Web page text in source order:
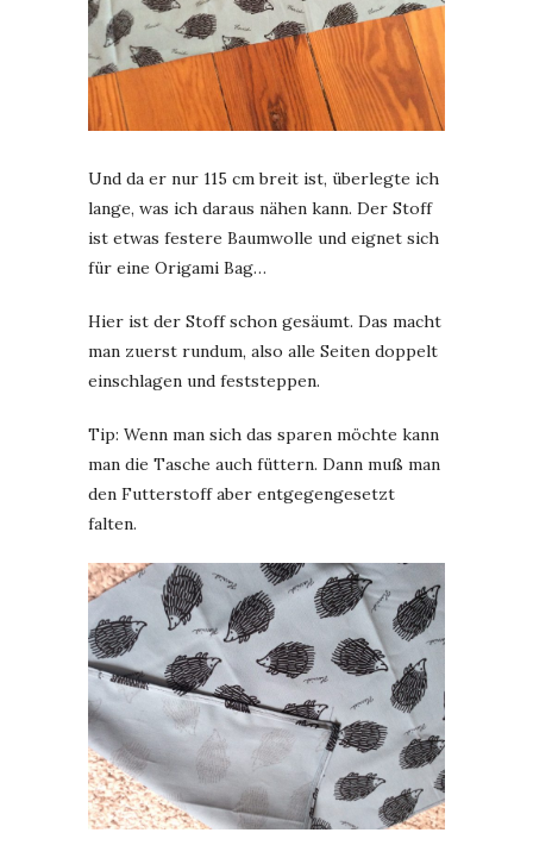
Und da er nur 115 cm breit ist, überlegte ich
lange, was ich daraus nähen kann. Der Stoff
ist etwas festere Baumwolle und eignet sich
für eine Origami Bag…
Hier ist der Stoff schon gesäumt. Das macht
man zuerst rundum, also alle Seiten doppelt
einschlagen und feststeppen.
Tip: Wenn man sich das sparen möchte kann
man die Tasche auch füttern. Dann muß man
den Futterstoff aber entgegengesetzt
falten.